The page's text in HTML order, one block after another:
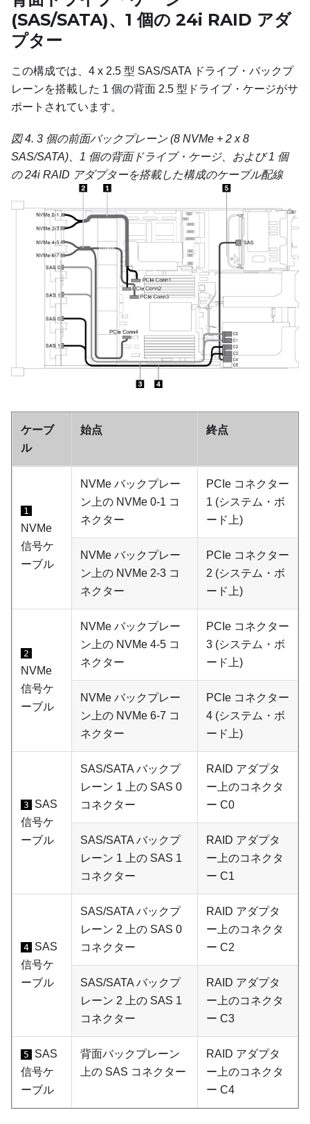
(SAS/SATA)、1 個の 24i RAID アダ
プター
この構成では、4 x 2.5 型 SAS/SATA ドライブ・バックプ
レーンを搭載した 1 個の背面 2.5 型ドライブ・ケージがサ
ポートされています。
図 4. 3 個の前面バックプレーン (8 NVMe + 2 x 8
SAS/SATA)、1 個の背面ドライブ・ケージ、および 1 個
の 24i RAID アダプターを搭載した構成のケーブル配線
ケーブ
ル
始点 終点
1
NVMe
信号ケ
ーブル
NVMe バックプレー
ン上の NVMe 0-1 コ
ネクター
PCIe コネクター
1 (システム・ボ
ード上)
NVMe バックプレー
ン上の NVMe 2-3 コ
ネクター
PCIe コネクター
2 (システム・ボ
ード上)
2
NVMe
信号ケ
ーブル
NVMe バックプレー
ン上の NVMe 4-5 コ
ネクター
PCIe コネクター
3 (システム・ボ
ード上)
NVMe バックプレー
ン上の NVMe 6-7 コ
ネクター
PCIe コネクター
4 (システム・ボ
ード上)
3
SAS
信号ケ
ーブル
SAS/SATA バックプ
レーン 1 上の SAS 0
コネクター
RAID アダプタ
ー上のコネクタ
ー C0
SAS/SATA バックプ
レーン 1 上の SAS 1
コネクター
RAID アダプタ
ー上のコネクタ
ー C1
4 SAS
信号ケ
ーブル
SAS/SATA バックプ
レーン 2 上の SAS 0
コネクター
RAID アダプタ
ー上のコネクタ
ー C2
SAS/SATA バックプ
レーン 2 上の SAS 1
コネクター
RAID アダプタ
ー上のコネクタ
ー C3
5
SAS
信号ケ
ーブル
背面バックプレーン
上の SAS コネクター
RAID アダプタ
ー上のコネクタ
ー C4